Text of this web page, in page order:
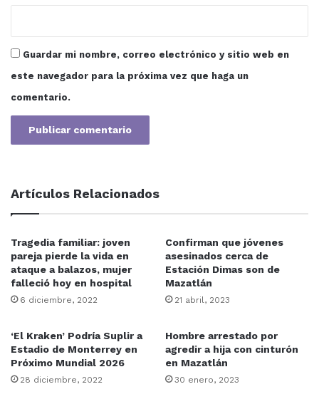
Guardar mi nombre, correo electrónico y sitio web en
este navegador para la próxima vez que haga un
comentario.
Artículos Relacionados
Tragedia familiar: joven
pareja pierde la vida en
ataque a balazos, mujer
falleció hoy en hospital
6 diciembre, 2022
Confirman que jóvenes
asesinados cerca de
Estación Dimas son de
Mazatlán
21 abril, 2023
‘El Kraken’ Podría Suplir a
Estadio de Monterrey en
Próximo Mundial 2026
28 diciembre, 2022
Hombre arrestado por
agredir a hija con cinturón
en Mazatlán
30 enero, 2023